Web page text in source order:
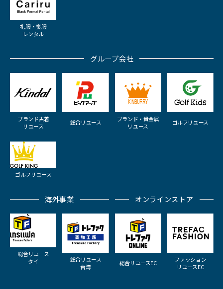
礼服・喪服
レンタル
グループ会社
ブランド古着
リユース
総合リユース
ブランド・貴金属
リユース
ゴルフリユース
ゴルフリユース
海外事業
総合リユース
タイ
総合リユース
台湾
オンラインストア
総合リユースEC
ファッション
リユースEC